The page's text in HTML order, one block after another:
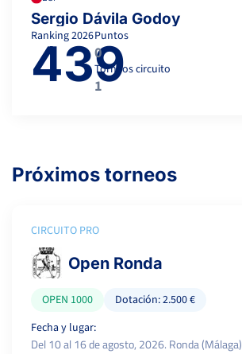
Sergio Dávila Godoy
Ranking2026
439
Puntos
0
Torneos circuito
1
Próximos torneos
CIRCUITO PRO
Open Ronda
OPEN 1000
Dotación: 2.500 €
Fecha y lugar:
Del 10 al 16 de agosto, 2026. Ronda (Málaga)